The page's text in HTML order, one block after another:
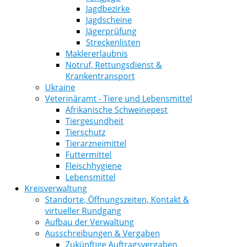
Jagdbezirke
Jagdscheine
Jägerprüfung
Streckenlisten
Maklererlaubnis
Notruf, Rettungsdienst &
Krankentransport
Ukraine
Veterinäramt - Tiere und Lebensmittel
Afrikanische Schweinepest
Tiergesundheit
Tierschutz
Tierarzneimittel
Futtermittel
Fleischhygiene
Lebensmittel
Kreisverwaltung
Standorte, Öffnungszeiten, Kontakt &
virtueller Rundgang
Aufbau der Verwaltung
Ausschreibungen & Vergaben
Zukünftige Auftragsvergaben